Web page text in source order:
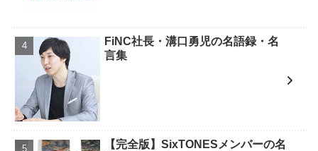
FiNC社長・溝口勇児の名語録・名
言集
【完全版】SixTONESメンバーの名